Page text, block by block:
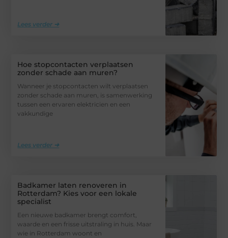
Lees verder ➜
Hoe stopcontacten verplaatsen
zonder schade aan muren?
Wanneer je stopcontacten wilt verplaatsen
zonder schade aan muren, is samenwerking
tussen een ervaren elektricien en een
vakkundige
Lees verder ➜
Badkamer laten renoveren in
Rotterdam? Kies voor een lokale
specialist
Een nieuwe badkamer brengt comfort,
waarde en een frisse uitstraling in huis. Maar
wie in Rotterdam woont en